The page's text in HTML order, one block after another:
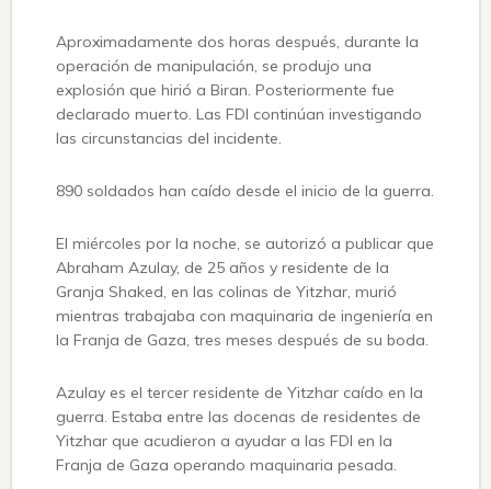
Aproximadamente dos horas después, durante la
operación de manipulación, se produjo una
explosión que hirió a Biran. Posteriormente fue
declarado muerto. Las FDI continúan investigando
las circunstancias del incidente.
890 soldados han caído desde el inicio de la guerra.
El miércoles por la noche, se autorizó a publicar que
Abraham Azulay, de 25 años y residente de la
Granja Shaked, en las colinas de Yitzhar, murió
mientras trabajaba con maquinaria de ingeniería en
la Franja de Gaza, tres meses después de su boda.
Azulay es el tercer residente de Yitzhar caído en la
guerra. Estaba entre las docenas de residentes de
Yitzhar que acudieron a ayudar a las FDI en la
Franja de Gaza operando maquinaria pesada.